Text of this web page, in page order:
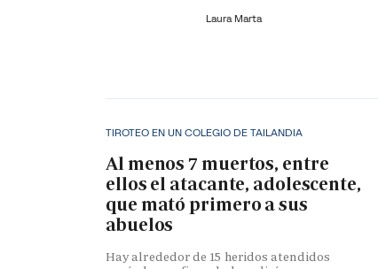
Laura Marta
TIROTEO EN UN COLEGIO DE TAILANDIA
Al menos 7 muertos, entre
ellos el atacante, adolescente,
que mató primero a sus
abuelos
Hay alrededor de 15 heridos atendidos